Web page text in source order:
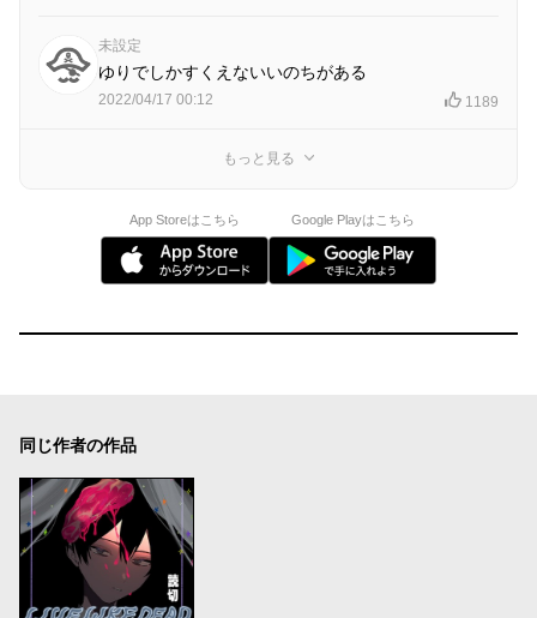
未設定
ゆりでしかすくえないいのちがある
2022/04/17 00:12 1189
もっと見る
App Storeはこちら Google Playはこちら
同じ作者の作品